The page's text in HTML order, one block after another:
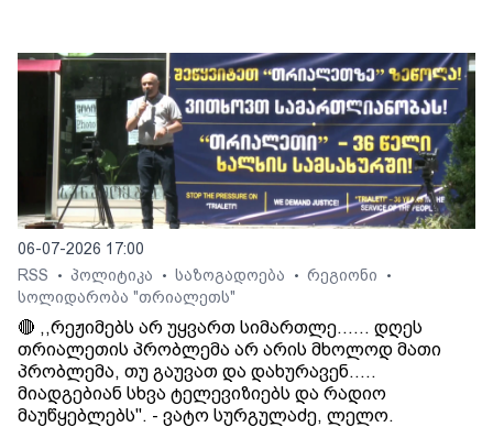
06-07-2026 17:00
RSS
• პოლიტიკა • საზოგადოება • რეგიონი •
სოლიდარობა "თრიალეთს"
🔴 ,,რეჟიმებს არ უყვართ სიმართლე...... დღეს
თრიალეთის პრობლემა არ არის მხოლოდ მათი
პრობლემა, თუ გაუვათ და დახურავენ.....
მიადგებიან სხვა ტელევიზიებს და რადიო
მაუწყებლებს". - ვატო სურგულაძე, ლელო.